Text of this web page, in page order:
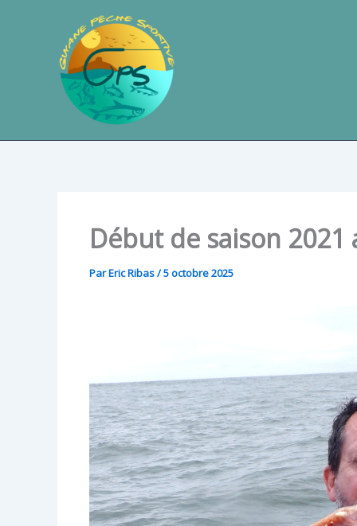
Début de saison
ParEric Ribas/5 octobre 2025